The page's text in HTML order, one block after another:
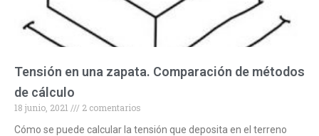
Tensión en una zapata. Comparación de métodos
de cálculo
18 junio, 2021
2 comentarios
Cómo se puede calcular la tensión que deposita en el terreno